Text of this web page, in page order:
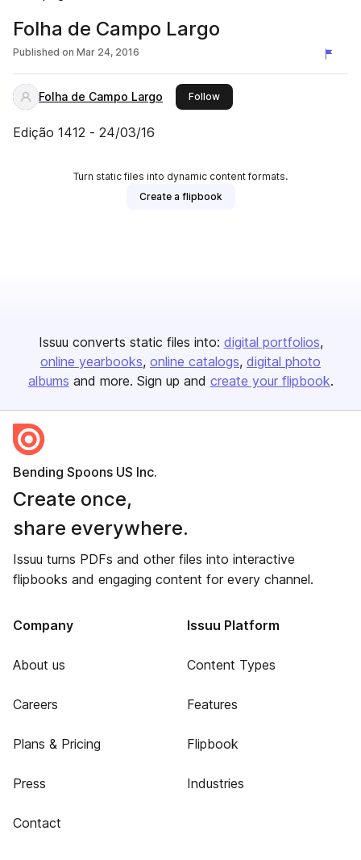
Folha de Campo Largo
Published on Mar 24, 2016
Folha de Campo Largo Followthis publisher
Edição 1412 - 24/03/16
Turn static files into dynamic content formats.
Create a flipbook
Issuu converts static files into: digital portfolios
online yearbooks online catalogs digital photo
albums and more. Sign up and create your flipbook.
Bending Spoons US Inc.
Create once,
share everywhere.
Issuu turns PDFs and other files into interactive
flipbooks and engaging content for every channel.
Company
About us
Careers
Plans & Pricing
Press
Contact
Issuu Platform
Content Types
Features
Flipbook
Industries